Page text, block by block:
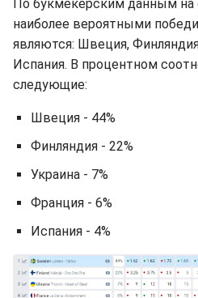
По букмекерским данным на
наиболее вероятными
являются: Швеция,
Испания. В процентном
следующие:
Швеция - 44%
Финляндия - 22%
Украина - 7%
Франция - 6%
Испания - 4%